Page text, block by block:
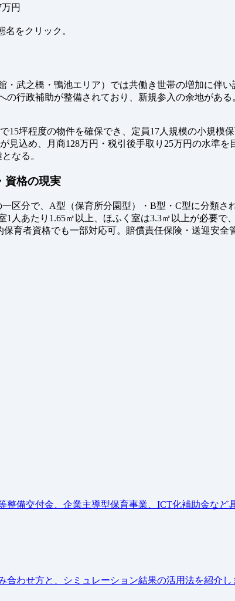
万円
をクリック。
武之橋・鴨池エリア）では共働き世帯の増加に伴
行政補助が整備されており、新規参入の余地があ
15坪程度の物件を確保でき、定員17人規模の小規模
込め、月商128万円・税引後手取り25万円の水準
なる。
資格の現実
区分で、A型（保育所分園型）・B型・C型に分類さ
あたり1.65㎡以上、ほふく室は3.3㎡以上が必要で
育者資格でも一部対応可。賠償責任保険・送迎安
備交付金、企業主導型保育事業、ICT化補助金など
わせ方と、シミュレーション結果の活用法を紹介し